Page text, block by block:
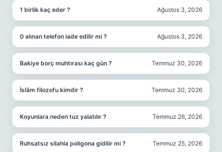
1 birlik kaç eder ? Ağustos 3, 2026
0 alınan telefon iade edilir mi ? Ağustos 3, 2026
Bakiye borç muhtırası kaç gün ? Temmuz 30, 2026
İslâm filozofu kimdir ? Temmuz 30, 2026
Koyunlara neden tuz yalatılır ? Temmuz 26, 2026
Ruhsatsız silahla poligona gidilir mi ? Temmuz 25, 2026